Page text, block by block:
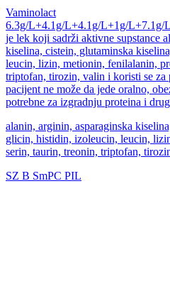
Vaminolact
6.3g/L+4.1g/L+4.1g/L+1g/
je lek koji sadrži aktivne supstance
kiselina, cistein, glutaminska
leucin, lizin, metionin, fenilalanin,
triptofan, tirozin, valin i koristi se za
pacijent ne može da jede oralno,
potrebne za izgradnju proteina i
alanin, arginin, asparaginska
glicin, histidin, izoleucin, leucin,
serin, taurin, treonin, triptofan,
SZ B SmPC PIL